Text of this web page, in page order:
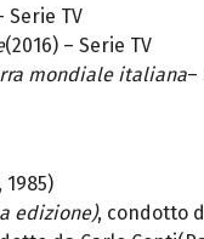
Serie TV
(2016) – Serie TV
mondiale italiana–
1985)
edizione), condotto